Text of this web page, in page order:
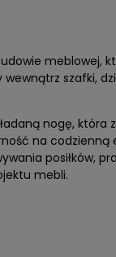
meblowej,
szafki,
nogę,
na
posiłków,
mebli.